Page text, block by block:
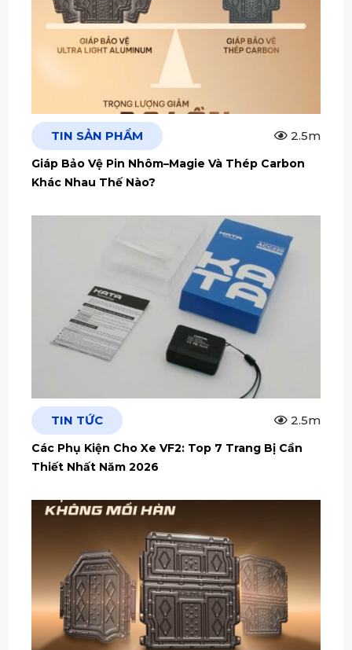
TIN SẢN PHẨM 2.5m
Giáp Bảo Vệ Pin Nhôm–Magie Và Thép Carbon
Khác Nhau Thế Nào?
TIN TỨC 2.5m
Các Phụ Kiện Cho Xe VF2: Top 7 Trang Bị Cần
Thiết Nhất Năm 2026